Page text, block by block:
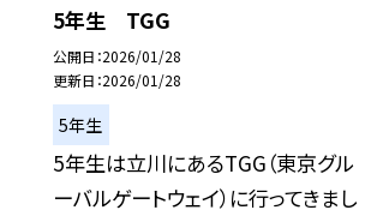
5年生 TGG
公開日 2026/01/28
更新日 2026/01/28
5年生
5年生は立川にあるTGG（東京グル
ーバルゲートウェイ）に行ってきまし